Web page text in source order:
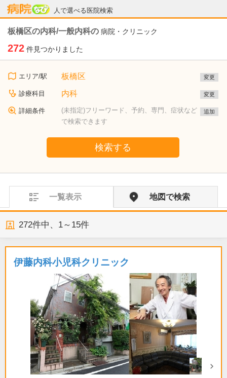
人で選べる医院検索
病院なび
板橋区の内科/一般内科の 病院・クリニック
272 件見つかりました
エリア/駅 板橋区 変更
診療科目 内科 変更
詳細条件
(未指定)フリーワード、予約、専門、症状など
で検索できます
追加
検索する
一覧表示 地図で検索
272件中、 1～15件
伊藤内科小児科クリニック